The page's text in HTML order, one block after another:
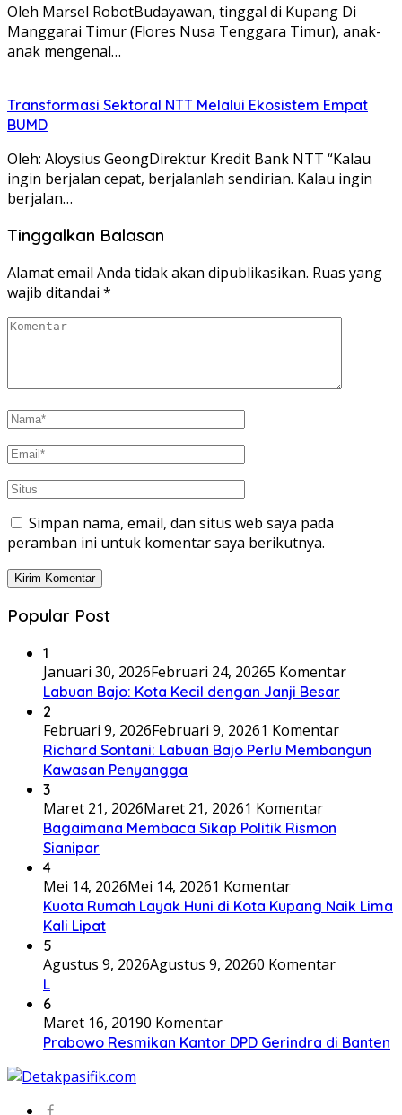
Oleh Marsel RobotBudayawan, tinggal di Kupang Di
Manggarai Timur (Flores Nusa Tenggara Timur), anak-
anak mengenal…
Transformasi Sektoral NTT Melalui Ekosistem Empat
BUMD
Oleh: Aloysius GeongDirektur Kredit Bank NTT “Kalau
ingin berjalan cepat, berjalanlah sendirian. Kalau ingin
berjalan…
Tinggalkan Balasan
Alamat email Anda tidak akan dipublikasikan. Ruas yang
wajib ditandai *
Simpan nama, email, dan situs web saya pada
peramban ini untuk komentar saya berikutnya.
Popular Post
1
Januari 30, 2026Februari 24, 20265 Komentar
Labuan Bajo: Kota Kecil dengan Janji Besar
2
Februari 9, 2026Februari 9, 20261 Komentar
Richard Sontani: Labuan Bajo Perlu Membangun
Kawasan Penyangga
3
Maret 21, 2026Maret 21, 20261 Komentar
Bagaimana Membaca Sikap Politik Rismon
Sianipar
4
Mei 14, 2026Mei 14, 20261 Komentar
Kuota Rumah Layak Huni di Kota Kupang Naik Lima
Kali Lipat
5
Agustus 9, 2026Agustus 9, 20260 Komentar
L
6
Maret 16, 20190 Komentar
Prabowo Resmikan Kantor DPD Gerindra di Banten